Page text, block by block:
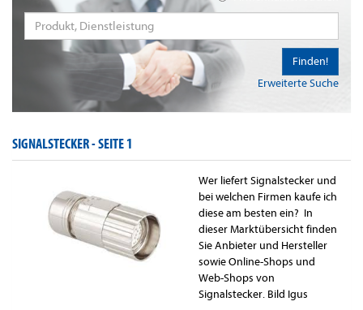
Erweiterte Suche
Finden!
SIGNALSTECKER -SEITE 1
Wer liefert Signalstecker und
bei welchen Firmen kaufe ich
diese am besten ein? In
dieser Marktübersicht finden
Sie Anbieter und Hersteller
sowie Online-Shops und
Web-Shops von
Signalstecker. Bild Igus